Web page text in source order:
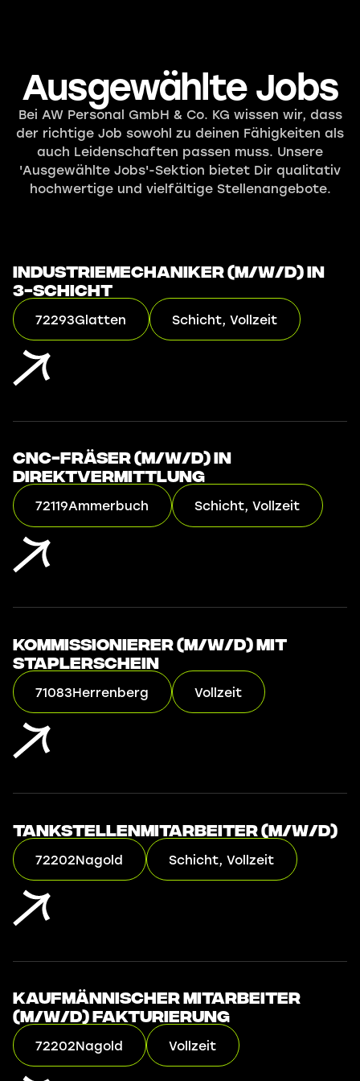
Ausgewählte Jobs
Bei AW Personal GmbH & Co. KG wissen wir, dass
der richtige Job sowohl zu deinen Fähigkeiten als
auch Leidenschaften passen muss. Unsere
'Ausgewählte Jobs'-Sektion bietet Dir qualitativ
hochwertige und vielfältige Stellenangebote.
Industriemechaniker (m/w/d) in
3-Schicht
72293Glatten Schicht, Vollzeit
CNC-Fräser (m/w/d) in
Direktvermittlung
72119Ammerbuch Schicht, Vollzeit
Kommissionierer (m/w/d) mit
Staplerschein
71083Herrenberg Vollzeit
Tankstellenmitarbeiter (m/w/d)
72202Nagold Schicht, Vollzeit
Kaufmännischer Mitarbeiter
(m/w/d) Fakturierung
72202Nagold Vollzeit